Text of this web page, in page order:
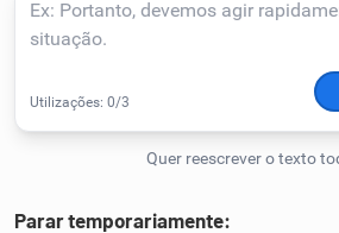
Parar temporariamente: